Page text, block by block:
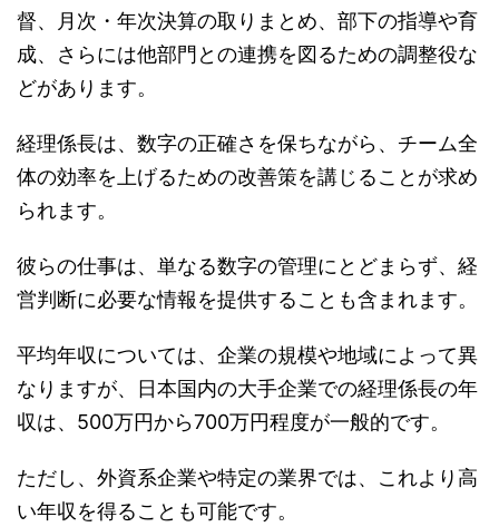
督、月次・年次決算の取りまとめ、部下の指導や育
成、さらには他部門との連携を図るための調整役な
どがあります。
経理係長は、数字の正確さを保ちながら、チーム全
体の効率を上げるための改善策を講じることが求め
られます。
彼らの仕事は、単なる数字の管理にとどまらず、経
営判断に必要な情報を提供することも含まれます。
平均年収については、企業の規模や地域によって異
なりますが、日本国内の大手企業での経理係長の年
収は、500万円から700万円程度が一般的です。
ただし、外資系企業や特定の業界では、これより高
い年収を得ることも可能です。